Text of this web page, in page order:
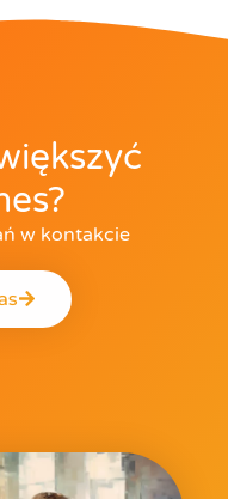
w kontakcie